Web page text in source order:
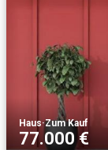
Haus·Zum Kauf
77.000 €